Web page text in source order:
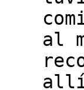
al
allí